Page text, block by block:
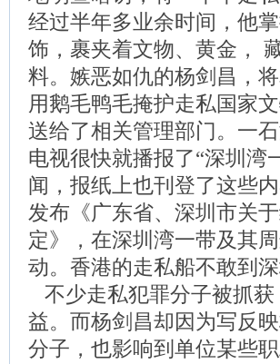
经过半年多业余时间，他
饰，裹夹着文物、黄金，
料。嫉恶如仇的杨剑昌，
用鹅毛鸭毛掩护走私国家
送给了相关管理部门。一
电视很快就播报了“深圳湾
闻，报纸上也刊登了这些
发布《广东省、深圳市关
定》，在深圳湾一带及其
动。香港的走私船不敢到
不少走私犯罪分子被抓
益。而杨剑昌却因为写反
分子，也影响到单位某些